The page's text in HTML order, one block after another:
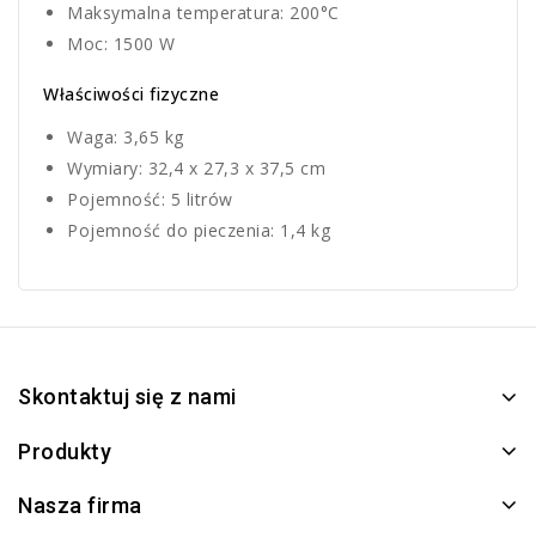
Maksymalna temperatura: 200°C
Moc: 1500 W
Właściwości fizyczne
Waga: 3,65 kg
Wymiary: 32,4 x 27,3 x 37,5 cm
Pojemność: 5 litrów
Pojemność do pieczenia: 1,4 kg
Skontaktuj się z nami
Produkty
Nasza firma